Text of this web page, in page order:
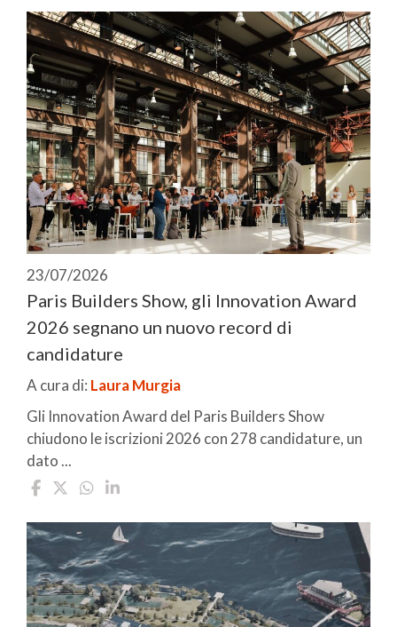
23/07/2026
Paris Builders Show, gli Innovation Award
2026 segnano un nuovo record di
candidature
A cura di: Laura Murgia
Gli Innovation Award del Paris Builders Show
chiudono le iscrizioni 2026 con 278 candidature, un
dato ...